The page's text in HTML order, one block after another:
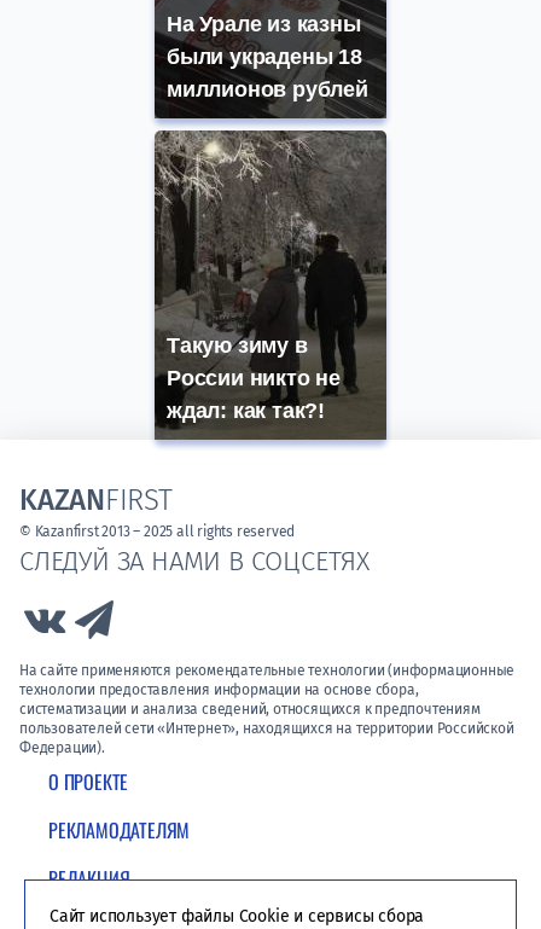
На Урале из казны
были украдены 18
миллионов рублей
Такую зиму в
России никто не
ждал: как так?!
О ПРОЕКТЕ
РЕКЛАМОДАТЕЛЯМ
РЕДАКЦИЯ
СЛЕДУЙ ЗА НАМИ В СОЦСЕТЯХ
Link to Vk
На сайте применяются рекомендательные технологии (информационные
технологии предоставления информации на основе сбора,
систематизации и анализа сведений, относящихся к предпочтениям
пользователей сети «Интернет», находящихся на территории Российской
Федерации).
KAZANFIRST
© Kazanfirst 2013 – 2025 all rights reserved
Сайт использует файлы Cookie и сервисы сбора